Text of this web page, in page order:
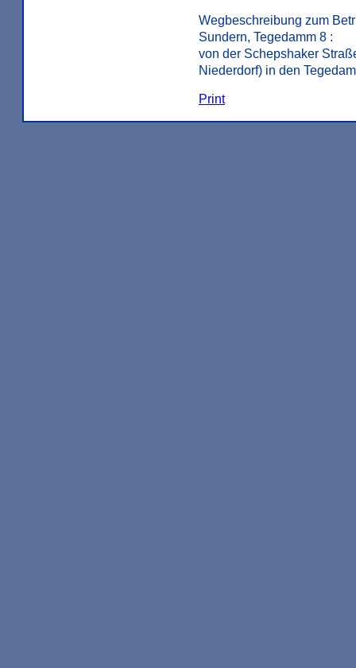
Wegbeschreibung zum
Sundern, Tegedamm 8 :
von der Schepshaker
Niederdorf) in den
Print